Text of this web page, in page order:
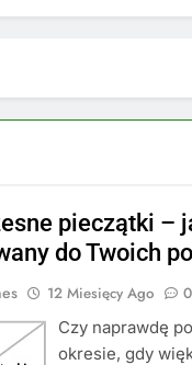
pieczątki –
do Twoich
12 Miesięcy Ago 0
Czy naprawdę
okresie, gdy